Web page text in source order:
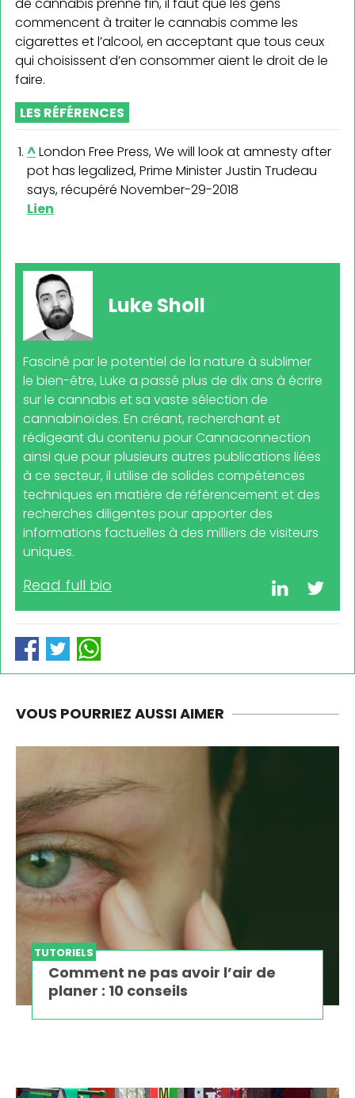
de cannabis prenne fin, il faut que les gens
commencent à traiter le cannabis comme les
cigarettes et l’alcool, en acceptant que tous ceux
qui choisissent d’en consommer aient le droit de le
faire.
LES RÉFÉRENCES
^London Free Press, We will look at amnesty after
pot has legalized, Prime Minister Justin Trudeau
says, récupéré November-29-2018
Lien
Luke Sholl
Fasciné par le potentiel de la nature à sublimer
le bien-être, Luke a passé plus de dix ans à écrire
sur le cannabis et sa vaste sélection de
cannabinoïdes. En créant, recherchant et
rédigeant du contenu pour Cannaconnection
ainsi que pour plusieurs autres publications liées
à ce secteur, il utilise de solides compétences
techniques en matière de référencement et des
recherches diligentes pour apporter des
informations factuelles à des milliers de visiteurs
uniques.
Read full bio
VOUS POURRIEZ AUSSI AIMER
TUTORIELS
Comment ne pas avoir l’air de
planer : 10 conseils